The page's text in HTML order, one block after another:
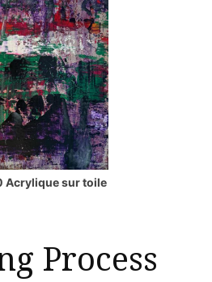
Acrylique sur toile
Process